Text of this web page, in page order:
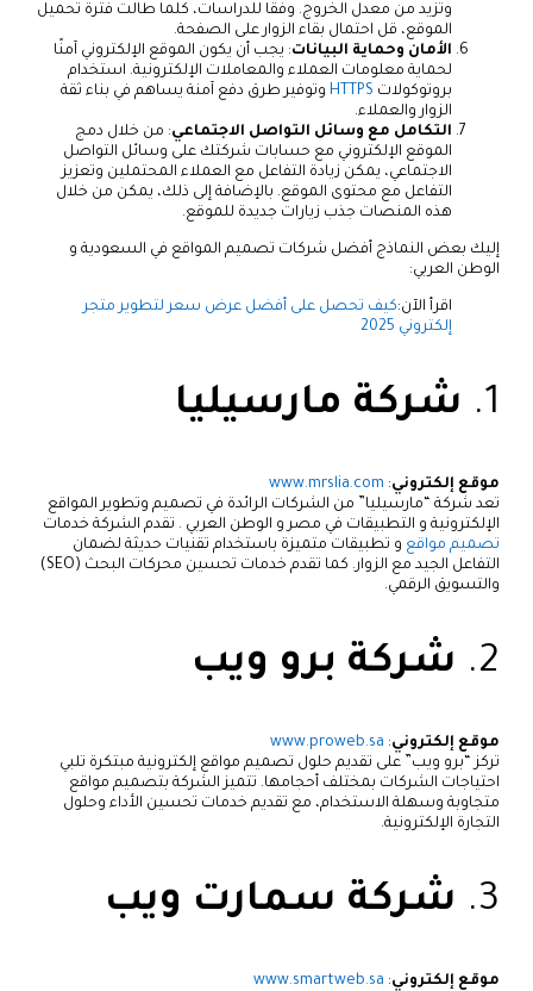
وتزيد من معدل الخروج. وفقًا للدراسات، كلما طالت فترة تحميل
الموقع، قل احتمال بقاء الزوار على الصفحة.
الأمان وحماية البيانات: يجب أن يكون الموقع الإلكتروني آمنًا
لحماية معلومات العملاء والمعاملات الإلكترونية. استخدام
بروتوكولات HTTPS وتوفير طرق دفع آمنة يساهم في بناء ثقة
الزوار والعملاء.
التكامل مع وسائل التواصل الاجتماعي: من خلال دمج
الموقع الإلكتروني مع حسابات شركتك على وسائل التواصل
الاجتماعي، يمكن زيادة التفاعل مع العملاء المحتملين وتعزيز
التفاعل مع محتوى الموقع. بالإضافة إلى ذلك، يمكن من خلال
هذه المنصات جذب زيارات جديدة للموقع.
إليك بعض النماذج أفضل شركات تصميم المواقع في السعودية و
الوطن العربي:
اقرأ الآن:كيف تحصل على أفضل عرض سعر لتطوير متجر
إلكتروني 2025
1. شركة مارسيليا
موقع إلكتروني:
www.mrslia.com
تعد شركة “مارسيليا” من الشركات الرائدة في تصميم وتطوير المواقع
الإلكترونية و التطبيقات في مصر و الوطن العربي . تقدم الشركة خدمات
تصميم مواقع و تطبيقات متميزة باستخدام تقنيات حديثة لضمان
التفاعل الجيد مع الزوار. كما تقدم خدمات تحسين محركات البحث (SEO)
والتسويق الرقمي.
2. شركة برو ويب
موقع إلكتروني:
www.proweb.sa
تركز “برو ويب” على تقديم حلول تصميم مواقع إلكترونية مبتكرة تلبي
احتياجات الشركات بمختلف أحجامها. تتميز الشركة بتصميم مواقع
متجاوبة وسهلة الاستخدام، مع تقديم خدمات تحسين الأداء وحلول
التجارة الإلكترونية.
3. شركة سمارت ويب
موقع إلكتروني:
www.smartweb.sa